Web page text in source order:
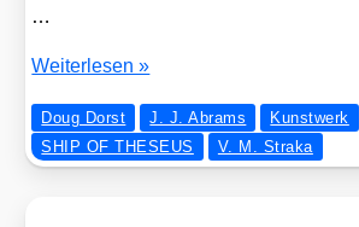
…
Wahn­
»S«
von
Wei­ter­le­sen »
Doug Dorst J. J. Abrams Kunstwerk
SHIP OF THESEUS
V. M. Straka